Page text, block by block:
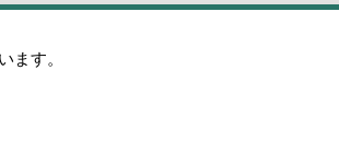
ます。